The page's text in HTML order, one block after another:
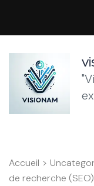
contenu
(Pressez
Entrée)
Accueil >
de recherche